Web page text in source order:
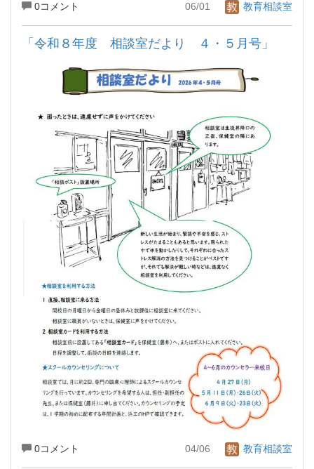
0コメント 06/01 教育相談室
「令和８年度 相談室だより ４・５月号」
0コメント 04/06 教育相談室